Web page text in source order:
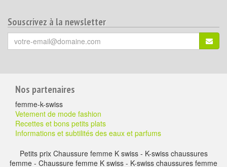
Souscrivez à la newsletter
Votre
email
Pour
aller
plus
loin
Nos partenaires
femme-k-swiss
Vetement de mode fashion
Recettes et bons petits plats
Informations et subtilités des eaux et parfums
Petits prix Chaussure femme K swiss - K-swiss chaussures
femme - Chaussure femme K swiss - K-swiss chaussures femme